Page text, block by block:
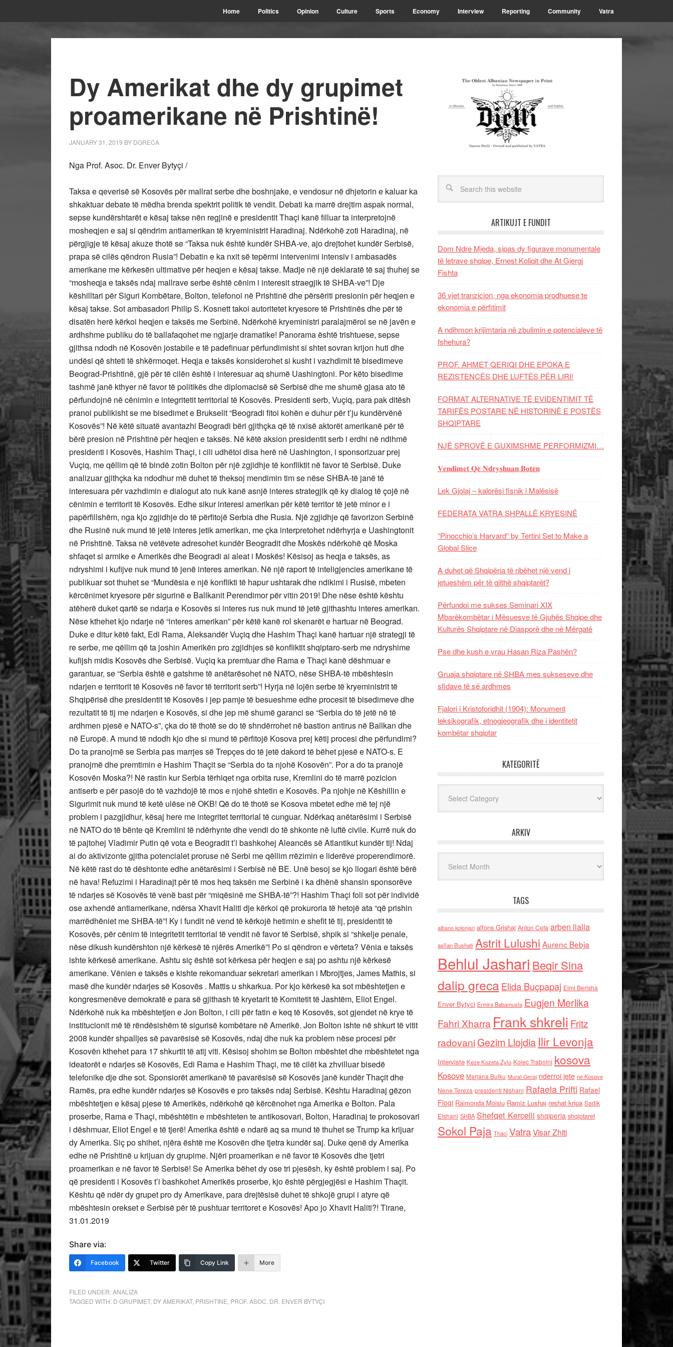
Home Politics Opinion Culture Sports Economy Interview Reporting Community Vatra
Dy Amerikat dhe dy grupimet
proamerikane në Prishtinë!
JANUARY 31, 2019 BY DGRECA
Nga Prof. Asoc. Dr. Enver Bytyçi /
Taksa e qeverisë së Kosovës për mallrat serbe dhe boshnjake, e vendosur në dhjetorin e kaluar ka
shkaktuar debate të mëdha brenda spektrit politik të vendit. Debati ka marrë drejtim aspak normal,
sepse kundërshtarët e kësaj takse nën regjinë e presidentit Thaçi kanë filluar ta interpretojnë
mosheqjen e saj si qëndrim antiamerikan të kryeministrit Haradinaj. Ndërkohë zoti Haradinaj, në
përgjigje të kësaj akuze thotë se “Taksa nuk është kundër SHBA-ve, ajo drejtohet kundër Serbisë,
prapa së cilës qëndron Rusia”! Debatin e ka nxit së tepërmi intervenimi intensiv i ambasadës
amerikane me kërkesën ultimative për heqjen e kësaj takse. Madje në një deklaratë të saj thuhej se
“mosheqja e taksës ndaj mallrave serbe është cënim i interesit straegjik të SHBA-ve”! Dje
këshilltari për Siguri Kombëtare, Bolton, telefonoi në Prishtinë dhe përsëriti presionin për heqjen e
kësaj takse. Sot ambasadori Philip S. Kosnett takoi autoritetet kryesore të Prishtinës dhe për të
disatën herë kërkoi heqjen e taksës me Serbinë. Ndërkohë kryeministri paralajmëroi se në javën e
ardhshme publiku do të ballafaqohet me ngjarje dramatike! Panorama është trishtuese, sepse
gjithsa ndodh në Kosovën jostabile e të padefinuar përfundimisht si shtet sovran krijon huti dhe
undësi që shteti të shkërmoqet. Heqja e taksës konsiderohet si kusht i vazhdimit të bisedimeve
Beograd-Prishtinë, gjë për të cilën është i interesuar aq shumë Uashingtoni. Por këto bisedime
tashmë janë kthyer në favor të politikës dhe diplomacisë së Serbisë dhe me shumë gjasa ato të
përfundojnë në cënimin e integritetit territorial të Kosovës. Presidenti serb, Vuçiq, para pak ditësh
pranoi publikisht se me bisedimet e Brukselit “Beogradi fitoi kohën e duhur për t’ju kundërvënë
Kosovës”! Në këtë situatë avantazhi Beogradi bëri gjithçka që të nxisë aktorët amerikanë për të
bërë presion në Prishtinë për heqjen e taksës. Në këtë aksion presidentit serb i erdhi në ndihmë
presidenti i Kosovës, Hashim Thaçi, i cili udhëtoi disa herë në Uashington, i sponsorizuar prej
Vuçiq, me qëllim që të bindë zotin Bolton për një zgjidhje të konfliktit në favor të Serbisë. Duke
analizuar gjithçka ka ndodhur më duhet të theksoj mendimin tim se nëse SHBA-të janë të
interesuara për vazhdimin e dialogut ato nuk kanë asnjë interes strategjik që ky dialog të çojë në
cënimin e territorit të Kosovës. Edhe sikur interesi amerikan për këtë territor të jetë minor e i
papërfillshëm, nga kjo zgjidhje do të përfitojë Serbia dhe Rusia. Një zgjidhje që favorizon Serbinë
dhe Rusinë nuk mund të jetë interes jetik amerikan, me çka interpretohet ndërhyrja e Uashingtonit
në Prishtinë. Taksa në vetëvete adresohet kundër Beogradit dhe Moskës ndërkohë që Moska
shfaqet si armike e Amerikës dhe Beogradi ai aleat i Moskës! Kësisoj as heqja e taksës, as
ndryshimi i kufijve nuk mund të jenë interes amerikan. Në një raport të inteligjencies amerikane të
publikuar sot thuhet se “Mundësia e një konflikti të hapur ushtarak dhe ndikimi i Rusisë, mbeten
kërcënimet kryesore për sigurinë e Ballkanit Perendimor për vitin 2019! Dhe nëse është kështu
atëherë duket qartë se ndarja e Kosovës si interes rus nuk mund të jetë gjithashtu interes amerikan.
Nëse kthehet kjo ndarje në “interes amerikan” për këtë kanë rol skenarët e hartuar në Beograd.
Duke e ditur këtë fakt, Edi Rama, Aleksandër Vuçiq dhe Hashim Thaçi kanë hartuar një strategji të
re serbe, me qëllim që ta joshin Amerikën pro zgjidhjes së konfliktit shqiptaro-serb me ndryshime
kufijsh midis Kosovës dhe Serbisë. Vuçiq ka premtuar dhe Rama e Thaçi kanë dëshmuar e
garantuar, se “Serbia është e gatshme të anëtarësohet në NATO, nëse SHBA-të mbështesin
ndarjen e territorit të Kosovës në favor të territorit serb”! Hyrja në lojën serbe të kryeministrit të
Shqipërisë dhe presidentit të Kosovës i jep pamje të besueshme edhe procesit të bisedimeve dhe
rezultatit të tij me ndarjen e Kosovës, si dhe jep më shumë garanci se “Serbia do të jetë në të
ardhmen pjesë e NATO-s”, çka do të thotë se do të shndërrohet në bastion antirus në Ballkan dhe
në Europë. A mund të ndodh kjo dhe si mund të përfitojë Kosova prej këtij procesi dhe përfundimi?
Do ta pranojmë se Serbia pas marrjes së Trepçes do të jetë dakord të bëhet pjesë e NATO-s. E
pranojmë dhe premtimin e Hashim Thaçit se “Serbia do ta njohë Kosovën”. Por a do ta pranojë
Kosovën Moska?! Në rastin kur Serbia tërhiqet nga orbita ruse, Kremlini do të marrë pozicion
antiserb e për pasojë do të vazhdojë të mos e njohë shtetin e Kosovës. Pa njohje në Këshillin e
Sigurimit nuk mund të ketë ulëse në OKB! Që do të thotë se Kosova mbetet edhe më tej një
problem i pazgjidhur, kësaj here me integritet territorial të cunguar. Ndërkaq anëtarësimi i Serbisë
në NATO do të bënte që Kremlini të ndërhynte dhe vendi do të shkonte në luftë civile. Kurrë nuk do
të pajtohej Vladimir Putin që vota e Beogradit t’i bashkohej Aleancës së Atlantikut kundër tij! Ndaj
ai do aktivizonte gjitha potencialet proruse në Serbi me qëllim rrëzimin e liderëve properendimorë.
Në këtë rast do të dështonte edhe anëtarësimi i Serbisë në BE. Unë besoj se kjo llogari është bërë
në hava! Refuzimi i Haradinajt për të mos heq taksën me Serbinë i ka dhënë shansin sponsorëve
të ndarjes së Kosovës të venë bast për “miqësinë me SHBA-të”?! Hashim Thaçi foli sot për individë
ose axhendë antiamerikane, ndërsa Xhavit Haliti dje kërkoi që prokuroria të hetojë ata “që prishin
marrëdhëniet me SHBA-të”! Ky i fundit në vend të kërkojë hetimin e shefit të tij, presidentit të
Kosovës, për cënim të integritetit territorial të vendit në favor të Serbisë, shpik si “shkelje penale,
nëse dikush kundërshton një kërkesë të njërës Amerikë”! Po si qëndron e vërteta? Vënia e taksës
ishte kërkesë amerikane. Ashtu siç është sot kërkesa për heqjen e saj po ashtu një kërkesë
amerikane. Vënien e taksës e kishte rekomanduar sekretari amerikan i Mbrojtjes, James Mathis, si
masë dhe kundër ndarjes së Kosovës . Mattis u shkarkua. Por kjo kërkesë ka sot mbështetjen e
kongresmenëve demokratë e para së gjithash të kryetarit të Komitetit të Jashtëm, Eliot Engel.
Ndërkohë nuk ka mbështetjen e Jon Bolton, i cili për fatin e keq të Kosovës, sot gjendet në krye të
institucionit më të rëndësishëm të sigurisë kombëtare në Amerikë. Jon Bolton ishte në shkurt të vitit
2008 kundër shpalljes së pavarësisë së Kosovës, ndaj dhe nuk ka problem nëse procesi për
Kosovën kthehet para 17 shkurtit të atij viti. Kësisoj shohim se Bolton mbështet dhe mbështetet nga
ideatorët e ndarjes së Kosovës, Edi Rama e Hashim Thaçi, me të cilët ka zhvilluar bisedë
telefonike dje dhe sot. Sponsiorët amerikanë të pavarësisë së Kosovës janë kundër Thaçit dhe
Ramës, pra edhe kundër ndarjes së Kosovës e pro taksës ndaj Serbisë. Kështu Haradinaj gëzon
mbështetjen e kësaj pjese të Amerikës, ndërkohë që kërcënohet nga Amerika e Bolton. Pala
proserbe, Rama e Thaçi, mbështëtin e mbështeten te antikosovari, Bolton, Haradinaj te prokosovari
i dëshmuar, Eliot Engel e të tjerë! Amerika është e ndarë aq sa mund të thuhet se Trump ka krijuar
dy Amerika. Siç po shihet, njëra është me Kosovën dhe tjetra kundër saj. Duke qenë dy Amerika
edhe në Prishtinë u krijuan dy grupime. Njëri proamerikan e në favor të Kosovës dhe tjetri
proamerikan e në favor të Serbisë! Se Amerika bëhet dy ose tri pjesësh, ky është problem i saj. Po
që presidenti i Kosovës t’i bashkohet Amerikës proserbe, kjo është përgjegjësi e Hashim Thaçit.
Kështu që ndër dy grupet pro dy Amerikave, para drejtësisë duhet të shkojë grupi i atyre që
mbështesin orekset e Serbisë për të pushtuar territoret e Kosovës! Apo jo Xhavit Haliti?! Tirane,
31.01.2019
Share via:
Facebook Twitter Copy Link More
FILED UNDER:ANALIZA
TAGGED WITH: D GRUPIMET, DY AMERIKAT, PRISHTINE PROF. ASOC. DR. ENVER BYTYÇI
ARTIKUJT E FUNDIT
Dom Ndre Mjeda, sipas dy figurave monumentale
të letrave shqipe, Ernest Koliqit dhe At Gjergj
Fishta
36 vjet tranzicion, nga ekonomia prodhuese te
ekonomia e përfitimit
A ndihmon krijimtaria në zbulimin e potencialeve të
fshehura?
PROF. AHMET QERIQI DHE EPOKA E
REZISTENCЁS DHE LUFTЁS PЁR LIRI!
FORMAT ALTERNATIVE TË EVIDENTIMIT TË
TARIFËS POSTARE NË HISTORINË E POSTËS
SHQIPTARE
NJË SPROVË E GUXIMSHME PERFORMIZMI…
𝐕𝐞𝐧𝐝𝐢𝐦𝐞𝐭 𝐐𝐞̈ 𝐍𝐝𝐫𝐲𝐬𝐡𝐮𝐚𝐧 𝐁𝐨𝐭𝐞̈𝐧
Lek Gjolaj – kalorësi fisnik i Malësisë
FEDERATA VATRA SHPALLË KRYESINË
“Pinocchio’s Harvard” by Tertini Set to Make a
Global Slice
A duhet që Shqipëria të ribëhet një vend i
jetueshëm për të gjithë shqiptarët?
Përfundoi me sukses Seminari XIX
Mbarëkombëtar i Mësuesve të Gjuhës Shqipe dhe
Kulturës Shqiptare në Diasporë dhe në Mërgatë
Pse dhe kush e vrau Hasan Riza Pashën?
Gruaja shqiptare në SHBA mes sukseseve dhe
sfidave të së ardhmes
Fjalori i Kristoforidhit (1904): Monument
leksikografik, etnogjeografik dhe i identitetit
kombëtar shqiptar
KATEGORITË
ARKIV
TAGS
albano kolonjari alfons Grishaj Anton Cefa arben llalla
asllan Bushati Astrit Lulushi Aurenc Bebja
Behlul Jashari Beqir Sina
dalip grecaElida Buçpapaj Elmi Berisha
Enver Bytyci Ermira Babamusta Eugjen Merlika
Fahri Xharra Frank shkreli Fritz
radovaniGezim Llojdia Ilir Levonja
Interviste Keze Kozeta Zylo Kolec Traboini kosova
Kosove Marjana Bulku Murat Gecaj nderroi jete ne Kosove
Nene Tereza presidenti Nishani Rafaela Prifti Rafael
Floqi Raimonda Moisiu Ramiz Lushaj reshat kripa Sadik
Elshani SHBA Shefqet Kercelli shqiperia shqiptaret
Sokol Paja Thaci VatraVisar Zhiti